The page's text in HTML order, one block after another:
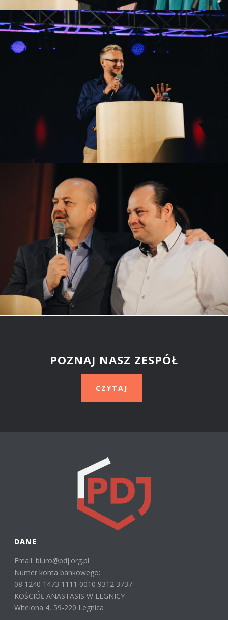
POZNAJ NASZ ZESPÓŁ
CZYTAJ
DANE
Email: biuro@pdj.org.pl
Numer konta bankowego:
08 1240 1473 1111 0010 9312 3737
KOŚCIÓŁ ANASTASIS W LEGNICY
Witelona 4, 59-220 Legnica